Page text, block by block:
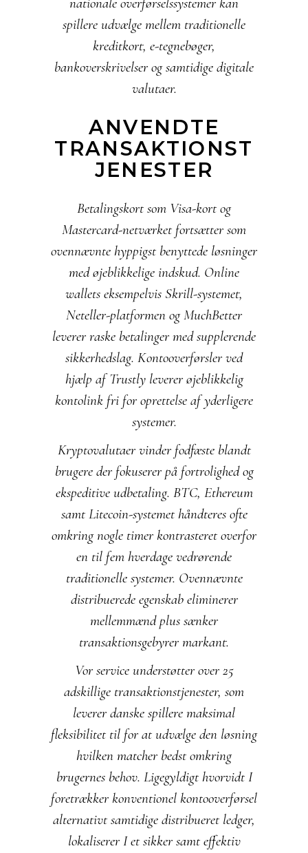
spillere udvælge mellem traditionelle
kreditkort, e-tegnebøger,
bankoverskrivelser og samtidige digitale
valutaer.
ANVENDTE
TRANSAKTIONST
JENESTER
Betalingskort som Visa-kort og
Mastercard-netværket fortsætter som
ovennævnte hyppigst benyttede løsninger
med øjeblikkelige indskud. Online
wallets eksempelvis Skrill-systemet,
Neteller-platformen og MuchBetter
leverer raske betalinger med supplerende
sikkerhedslag. Kontooverførsler ved
hjælp af Trustly leverer øjeblikkelig
kontolink fri for oprettelse af yderligere
systemer.
Kryptovalutaer vinder fodfæste blandt
brugere der fokuserer på fortrolighed og
ekspeditive udbetaling. BTC, Ethereum
samt Litecoin-systemet håndteres ofte
omkring nogle timer kontrasteret overfor
en til fem hverdage vedrørende
traditionelle systemer. Ovennævnte
distribuerede egenskab eliminerer
mellemmænd plus sænker
transaktionsgebyrer markant.
Vor service understøtter over 25
adskillige transaktionstjenester, som
leverer danske spillere maksimal
fleksibilitet til for at udvælge den løsning
hvilken matcher bedst omkring
brugernes behov. Ligegyldigt hvorvidt I
foretrækker konventionel kontooverførsel
alternativt samtidige distribueret ledger,
lokaliserer I et sikker samt effektiv